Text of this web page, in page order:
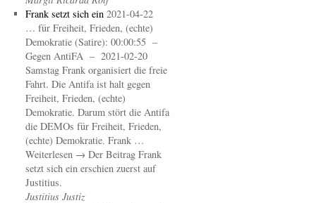
Frank setzt sich ein 2021-04-22
… für Freiheit, Frieden, (echte)
Demokratie (Satire): 00:00:55 –
Gegen AntiFA – 2021-02-20
Samstag Frank organisiert die freie
Fahrt. Die Antifa ist halt gegen
Freiheit, Frieden, (echte)
Demokratie. Darum stört die Antifa
die DEMOs für Freiheit, Frieden,
(echte) Demokratie. Frank …
Weiterlesen → Der Beitrag Frank
setzt sich ein erschien zuerst auf
Justitius.
Justitius Justiz